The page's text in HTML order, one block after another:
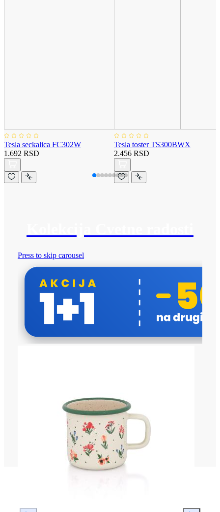
Tesla seckalica FC302W
1.692 RSD
Tesla toster TS300BWX
2.456 RSD
Press to skip carousel